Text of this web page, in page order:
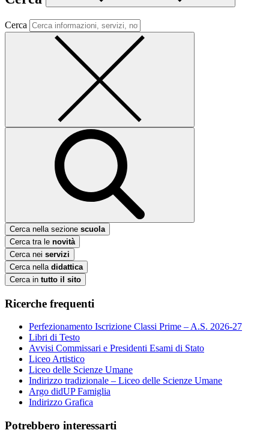
Cerca
Cerca nella sezione scuola
Cerca tra le novità
Cerca nei servizi
Cerca nella didattica
Cerca in tutto il sito
Ricerche frequenti
Perfezionamento Iscrizione Classi Prime – A.S. 2026-27
Libri di Testo
Avvisi Commissari e Presidenti Esami di Stato
Liceo Artistico
Liceo delle Scienze Umane
Indirizzo tradizionale – Liceo delle Scienze Umane
Argo didUP Famiglia
Indirizzo Grafica
Potrebbero interessarti